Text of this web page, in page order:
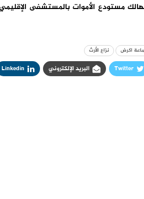
مستودع الأموات بالمستشفى
اكرض نزاع الأرث
Twitter البريد الإلكتروني Linkedin